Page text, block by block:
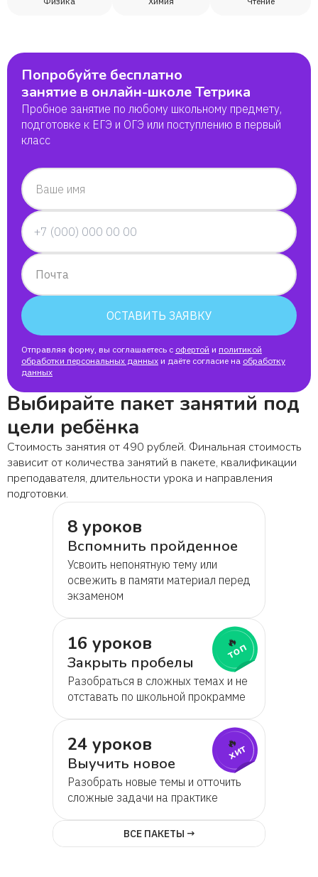
Попробуйте бесплатно
занятие в онлайн-школе Тетрика
Пробное занятие по любому школьному предмету,
подготовке к ЕГЭ и ОГЭ или поступлению в первый
класс
Ваше имя
Почта
ОСТАВИТЬ ЗАЯВКУ
Отправляя форму, вы соглашаетесь с офертой и политикой
обработки персональных данных и даёте согласие на обработку
данных
Выбирайте пакет занятий под
цели ребёнка
Стоимость занятия от 490 рублей. Финальная стоимость
зависит от количества занятий в пакете, квалификации
преподавателя, длительности урока и направления
подготовки.
8 уроков
Вспомнить пройденное
Усвоить непонятную тему или
освежить в памяти материал перед
экзаменом
16 уроков
Закрыть пробелы
Разобраться в сложных темах и не
отставать по школьной прокрамме
🔥
топ
24 уроков
Выучить новое
Разобрать новые темы и отточить
сложные задачи на практике
🔥
хит
ВСЕ ПАКЕТЫ →